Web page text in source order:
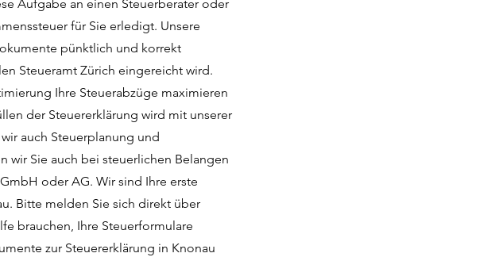
Aufgabe an einen Steuerberater oder
für Sie erledigt. Unsere
pünktlich und korrekt
Steueramt Zürich eingereicht wird.
Ihre Steuerabzüge maximieren
der Steuererklärung wird mit unserer
auch Steuerplanung und
wir Sie auch bei steuerlichen Belangen
oder AG. Wir sind Ihre erste
Bitte melden Sie sich direkt über
brauchen, Ihre Steuerformulare
zur Steuererklärung in Knonau